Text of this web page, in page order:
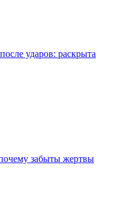
ударов: раскрыта
забыты жертвы